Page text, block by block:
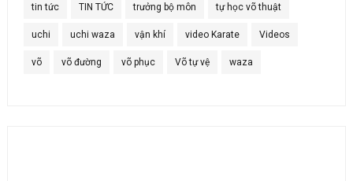
tin tức TIN TỨC trưởng bộ môn tự học võ thuật
uchi uchi waza vận khí video Karate Videos
võ võ đường võ phục Võ tự vệ waza